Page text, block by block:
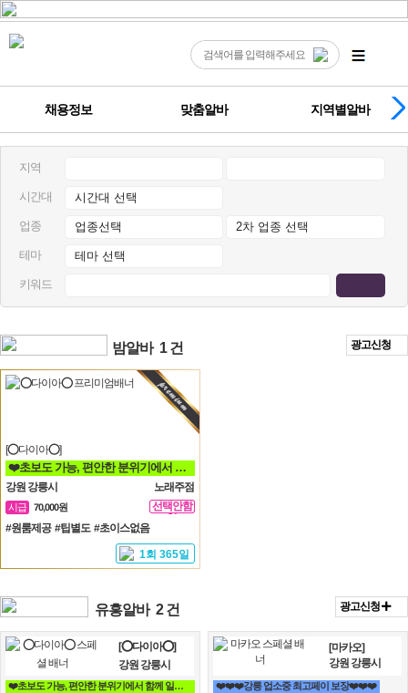
채용정보 맞춤알바 지역별알바
지역
시간대
업종
테마
키워드
밤알바 1 건 광고신청
[⭕다이아⭕]
❤️초보도 가능, 편안한 분위기에서 함께 일할분 찾습니다❤️
강원 강릉시 노래주점
시급 70,000원
선택안함
일
#원룸제공 #팁별도 #초이스없음
1회 365일
유흥알바 2 건 광고신청
[⭕다이아⭕]
강원 강릉시
❤️초보도 가능, 편안한 분위기에서 함께 일할분 찾습니다❤️
[마카오]
강원 강릉시
❤️❤️❤️강릉 업소중 최고페이 보장❤️❤️❤️